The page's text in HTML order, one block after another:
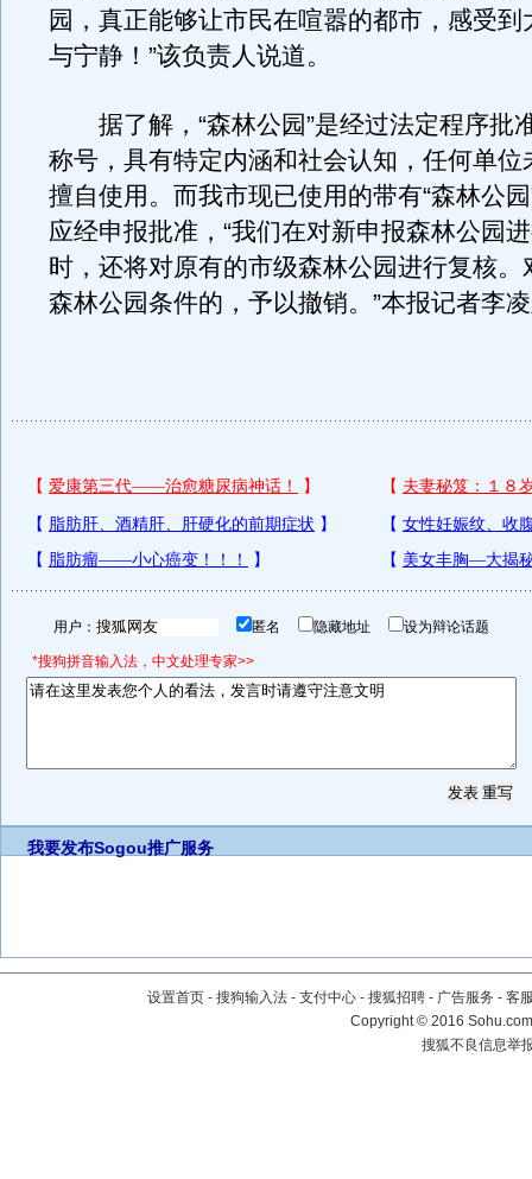
园，真正能够让市民在喧嚣的都市，感受到
与宁静！”该负责人说道。
据了解，“森林公园”是经过法定程序批
称号，具有特定内涵和社会认知，任何单位
擅自使用。而我市现已使用的带有“森林公
应经申报批准，“我们在对新申报森林公园
时，还将对原有的市级森林公园进行复核。
森林公园条件的，予以撤销。”本报记者李
用户： 匿名 隐藏地址 设为辩论话题
*搜狗拼音输入法，中文处理专家>>
我要发布Sogou推广服务
设置首页 - 搜狗输入法 - 支付中心 - 搜狐招聘 - 广告服务 - 客
Copyright©2016
搜狐不良信息举